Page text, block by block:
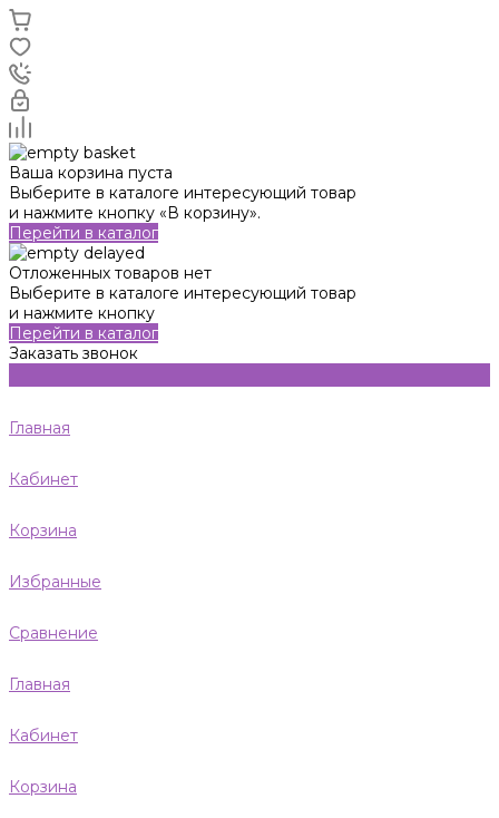
Ваша корзина пуста
Выберите в каталоге интересующий товар
и нажмите кнопку «В корзину».
Перейти в каталог
Отложенных товаров нет
Выберите в каталоге интересующий товар
и нажмите кнопку
Перейти в каталог
Заказать звонок
Главная
Кабинет
Корзина
Избранные
Сравнение
Главная
Кабинет
Корзина